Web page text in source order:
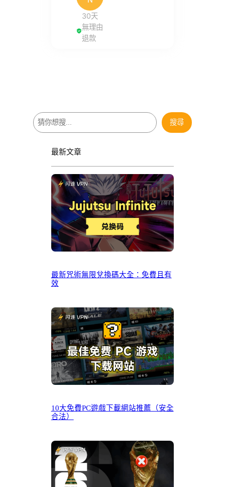
30天
無理由
退款
搜
尋
搜尋
最新文章
最新咒術無限兌換碼大全：免費且有
效
10大免費PC遊戲下載網站推薦（安全
合法）